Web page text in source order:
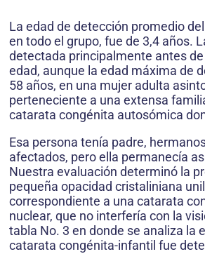
La edad de detección promedio
en todo el grupo, fue de 3,4 años.
detectada principalmente antes de
edad, aunque la edad máxima de
58 años, en una mujer adulta
perteneciente a una extensa
catarata congénita autosómica
Esa persona tenía padre,
afectados, pero ella permanecía
Nuestra evaluación determinó la
pequeña opacidad cristaliniana
correspondiente a una catarata
nuclear, que no interfería con la
tabla No. 3 en donde se analiza la
catarata congénita-infantil fue